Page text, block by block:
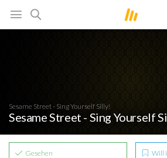
Sesame Street - Sing Yourself Silly!
Sesame Street - Sing Yourself
Gesehen Will